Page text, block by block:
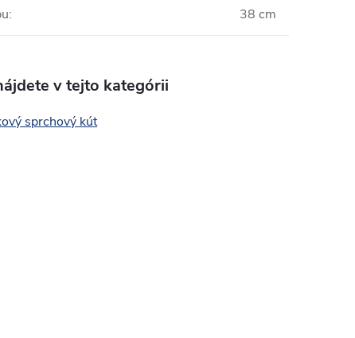
: 38 cm
v tejto kategórii
sprchový kút